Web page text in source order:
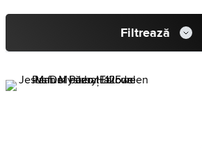
Filtrează